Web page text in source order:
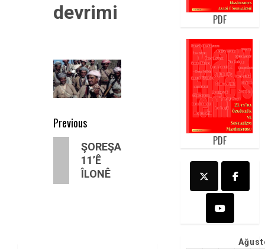
devrimi
Post
navigation
Previous
PreviousŞOREŞA
11’Ê
ÎLONÊ
PDF
PDF